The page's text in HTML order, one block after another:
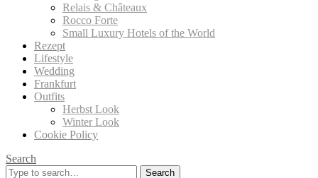
Relais & Châteaux
Rocco Forte
Small Luxury Hotels of the World
Rezept
Lifestyle
Wedding
Frankfurt
Outfits
Herbst Look
Winter Look
Cookie Policy
Search
Search